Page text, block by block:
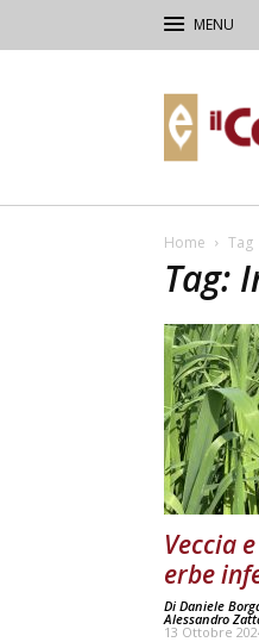
Home Tag
Tag:
Veccia
erbe
Di Daniele
Alessandro
13 Ottobre